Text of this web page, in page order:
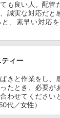
も良い人。配管
誠実な対応だと
、素早い対応
ィー
きと作業をし、
たとき、必要が
わせてください
代／女性）